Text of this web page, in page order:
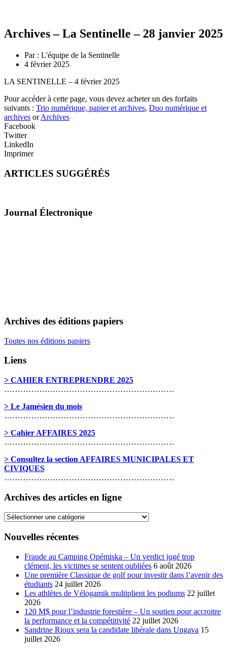
Archives – La Sentinelle – 28 janvier 2025
Par : L'équipe de la Sentinelle
4 février 2025
LA SENTINELLE – 4 février 2025
Pour accéder à cette page, vous devez acheter un des forfaits
suivants : Trio numérique, papier et archives, Duo numérique et
archives orArchives
Facebook
Twitter
LinkedIn
Imprimer
ARTICLES SUGGÉRÉS
Journal Électronique
Archives des éditions papiers
Toutes nos éditions papiers
Liens
> CAHIER ENTREPRENDRE 2025
………………………………………………………
> Le Jamésien du mois
………………………………………………………
> Cahier AFFAIRES 2025
………………………………………………………
> Consultez la section AFFAIRES MUNICIPALES ET
CIVIQUES
………………………………………………………
Archives des articles en ligne
Archives
articles
Nouvelles récentes
Fraude au Camping Opémiska – Un verdict jugé trop
clément, les victimes se sentent oubliées 6 août 2026
Une première Classique de golf pour investir dans l’avenir des
étudiants 24 juillet 2026
Les athlètes de Vélogamik multiplient les podiums 22 juillet
2026
120 M$ pour l’industrie forestière – Un soutien pour accroitre
la performance et la compétitivité 22 juillet 2026
Sandrine Rioux sera la candidate libérale dans Ungava 15
juillet 2026